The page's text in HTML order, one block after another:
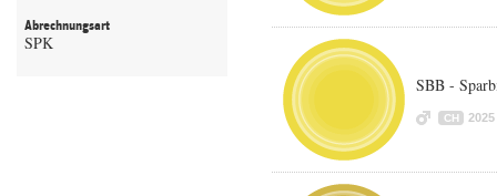
Abrechnungsart
SPK
SBB -
CH 2025